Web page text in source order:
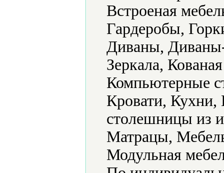
Встроеная
Гардеробы,
Диваны,
Зеркала,
Компьютерные
Кровати, Кухни,
столешницы из
Матрацы,
Модульная